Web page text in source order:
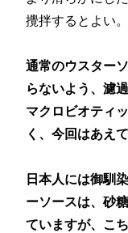
攪拌するとよい。
通常のウスター
らないよう、濾
マクロビオティ
く、今回はあえ
日本人には御馴
ーソースは、砂
ていますが、こ